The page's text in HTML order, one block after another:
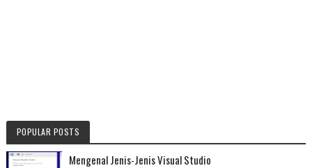
POPULAR POSTS
Mengenal Jenis-Jenis Visual Studio